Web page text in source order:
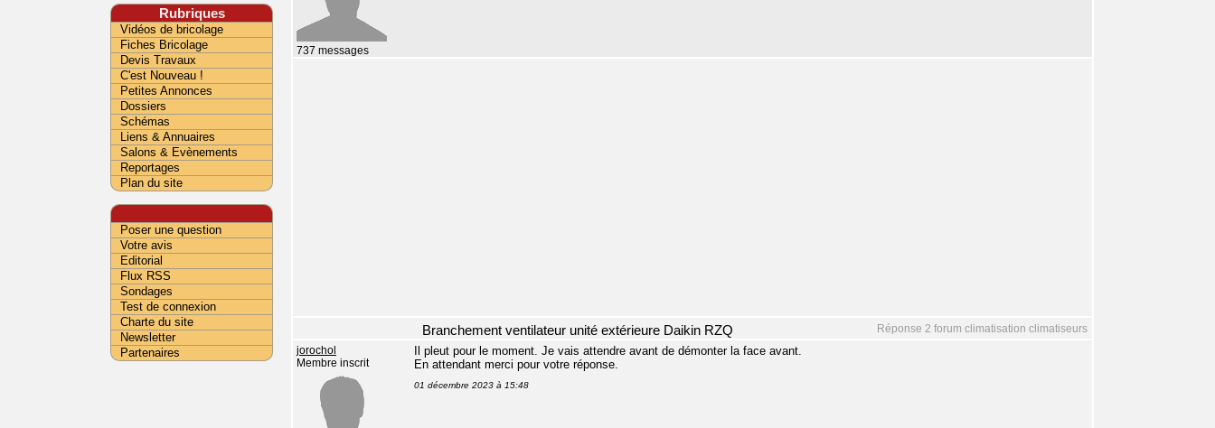
737 messages
Réponse 2 forum climatisation climatiseurs
Branchement ventilateur unité extérieure Daikin RZQ
jorochol
Membre inscrit
Il pleut pour le moment. Je vais attendre avant de démonter la face avant.
En attendant merci pour votre réponse.
01 décembre 2023 à 15:48
Rubriques
Vidéos de bricolage
Fiches Bricolage
Devis Travaux
C'est Nouveau !
Petites Annonces
Dossiers
Schémas
Liens & Annuaires
Salons & Evènements
Reportages
Plan du site
Poser une question
Votre avis
Editorial
Flux RSS
Sondages
Test de connexion
Charte du site
Newsletter
Partenaires